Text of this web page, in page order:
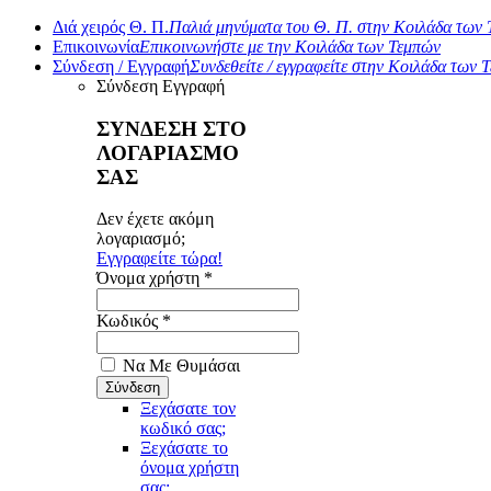
Διά χειρός Θ. Π.Παλιά μηνύματα του Θ. Π. στην Κοιλάδα των
ΕπικοινωνίαΕπικοινωνήστε με την Κοιλάδα των Τεμπών
Σύνδεση / ΕγγραφήΣυνδεθείτε / εγγραφείτε στην Κοιλάδα των
Σύνδεση Εγγραφή
ΣΥΝΔΕΣΗ ΣΤΟ
ΛΟΓΑΡΙΑΣΜΟ
ΣΑΣ
Δεν έχετε ακόμη
λογαριασμό;
Εγγραφείτε τώρα!
Όνομα χρήστη *
Κωδικός *
Να Με Θυμάσαι
Ξεχάσατε τον
κωδικό σας;
Ξεχάσατε το
όνομα χρήστη